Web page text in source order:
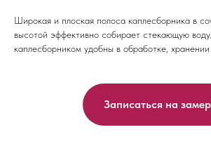
Широкая и плоская полоса каплесборника в
высотой эффективно собирает стекающую
каплесборником удобны в обработке, хранении
Записаться на замер